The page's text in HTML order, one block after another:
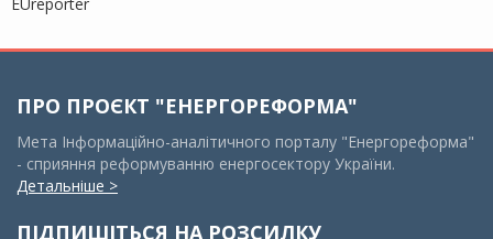
EUreporter
ПРО ПРОЄКТ "ЕНЕРГОРЕФОРМА"
Мета Інформаційно-аналітичного порталу "Енергореформа"
- сприяння реформуванню енергосектору України.
Детальніше >
ПІДПИШІТЬСЯ НА РОЗСИЛКУ